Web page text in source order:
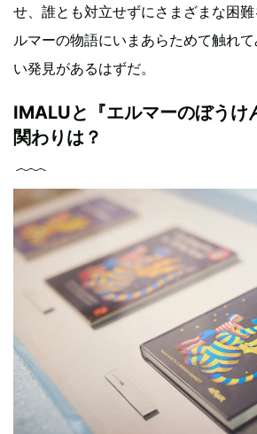
せ、誰とも対立せずにさまざまな困
ルマーの物語にいまあらためて触れ
い発見があるはずだ。
IMALUと『エルマーのぼうけ
関わりは？